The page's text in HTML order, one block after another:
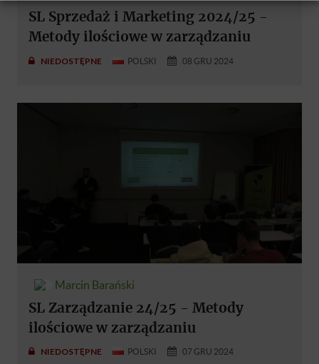
SL Sprzedaż i Marketing 2024/25 -
Metody ilościowe w zarządzaniu
NIEDOSTĘPNE POLSKI 08 GRU 2024
Marcin Barański
SL Zarządzanie 24/25 - Metody
ilościowe w zarządzaniu
NIEDOSTĘPNE POLSKI 07 GRU 2024